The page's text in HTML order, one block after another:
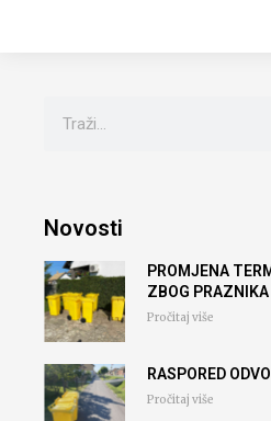
Novosti
PROMJENA
ZBOG PRAZNIKA
Pročitaj više
RASPORED
Pročitaj više